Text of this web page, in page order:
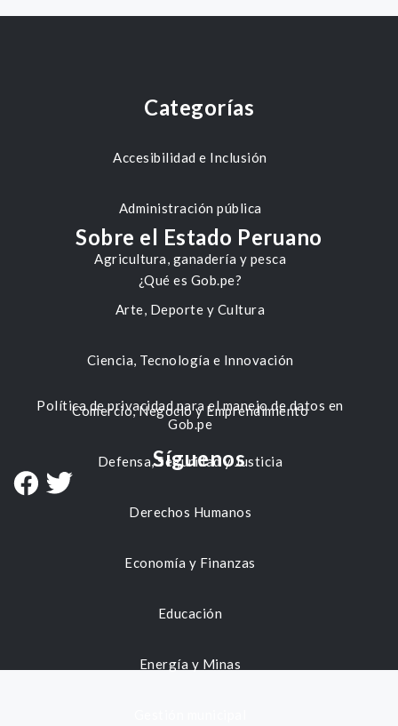
Categorías
Accesibilidad e Inclusión
Administración pública
Agricultura, ganadería y pesca
Arte, Deporte y Cultura
Ciencia, Tecnología e Innovación
Comercio, Negocio y Emprendimiento
Defensa, Seguridad y Justicia
Derechos Humanos
Economía y Finanzas
Educación
Energía y Minas
Sobre el Estado Peruano
¿Qué es Gob.pe?
Política de privacidad para el manejo de datos en
Gob.pe
Síguenos